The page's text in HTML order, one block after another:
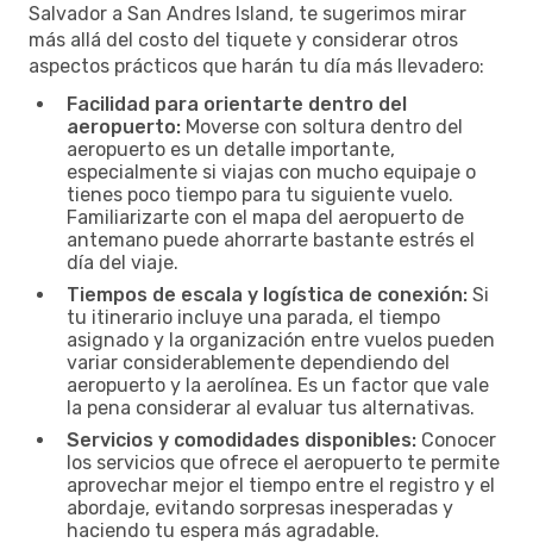
Salvador a San Andres Island, te sugerimos mirar
más allá del costo del tiquete y considerar otros
aspectos prácticos que harán tu día más llevadero:
Facilidad para orientarte dentro del
aeropuerto: Moverse con soltura dentro del
aeropuerto es un detalle importante,
especialmente si viajas con mucho equipaje o
tienes poco tiempo para tu siguiente vuelo.
Familiarizarte con el mapa del aeropuerto de
antemano puede ahorrarte bastante estrés el
día del viaje.
Tiempos de escala y logística de conexión: Si
tu itinerario incluye una parada, el tiempo
asignado y la organización entre vuelos pueden
variar considerablemente dependiendo del
aeropuerto y la aerolínea. Es un factor que vale
la pena considerar al evaluar tus alternativas.
Servicios y comodidades disponibles: Conocer
los servicios que ofrece el aeropuerto te permite
aprovechar mejor el tiempo entre el registro y el
abordaje, evitando sorpresas inesperadas y
haciendo tu espera más agradable.